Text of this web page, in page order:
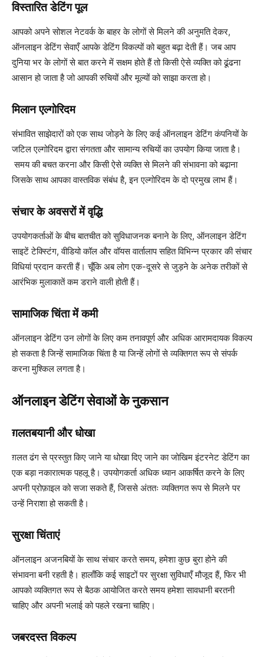
विस्तारित डेटिंग पूल
आपको अपने सोशल नेटवर्क के बाहर के लोगों से मिलने की अनुमति देकर,
ऑनलाइन डेटिंग सेवाएँ आपके डेटिंग विकल्पों को बहुत बढ़ा देती हैं। जब आप
दुनिया भर के लोगों से बात करने में सक्षम होते हैं तो किसी ऐसे व्यक्ति को ढूंढना
आसान हो जाता है जो आपकी रुचियों और मूल्यों को साझा करता हो।
मिलान एल्गोरिदम
संभावित साझेदारों को एक साथ जोड़ने के लिए कई ऑनलाइन डेटिंग कंपनियों के
जटिल एल्गोरिदम द्वारा संगतता और सामान्य रुचियों का उपयोग किया जाता है।
समय की बचत करना और किसी ऐसे व्यक्ति से मिलने की संभावना को बढ़ाना
जिसके साथ आपका वास्तविक संबंध है, इन एल्गोरिदम के दो प्रमुख लाभ हैं।
संचार के अवसरों में वृद्धि
उपयोगकर्ताओं के बीच बातचीत को सुविधाजनक बनाने के लिए, ऑनलाइन डेटिंग
साइटें टेक्स्टिंग, वीडियो कॉल और वॉयस वार्तालाप सहित विभिन्न प्रकार की संचार
विधियां प्रदान करती हैं। चूँकि अब लोग एक-दूसरे से जुड़ने के अनेक तरीकों से
आरंभिक मुलाकातें कम डराने वाली होती हैं।
सामाजिक चिंता में कमी
ऑनलाइन डेटिंग उन लोगों के लिए कम तनावपूर्ण और अधिक आरामदायक विकल्प
हो सकता है जिन्हें सामाजिक चिंता है या जिन्हें लोगों से व्यक्तिगत रूप से संपर्क
करना मुश्किल लगता है।
ऑनलाइन डेटिंग सेवाओं के नुकसान
ग़लतबयानी और धोखा
ग़लत ढंग से प्रस्तुत किए जाने या धोखा दिए जाने का जोखिम इंटरनेट डेटिंग का
एक बड़ा नकारात्मक पहलू है। उपयोगकर्ता अधिक ध्यान आकर्षित करने के लिए
अपनी प्रोफ़ाइल को सजा सकते हैं, जिससे अंततः व्यक्तिगत रूप से मिलने पर
उन्हें निराशा हो सकती है।
सुरक्षा चिंताएं
ऑनलाइन अजनबियों के साथ संचार करते समय, हमेशा कुछ बुरा होने की
संभावना बनी रहती है। हालाँकि कई साइटों पर सुरक्षा सुविधाएँ मौजूद हैं, फिर भी
आपको व्यक्तिगत रूप से बैठक आयोजित करते समय हमेशा सावधानी बरतनी
चाहिए और अपनी भलाई को पहले रखना चाहिए।
जबरदस्त विकल्प